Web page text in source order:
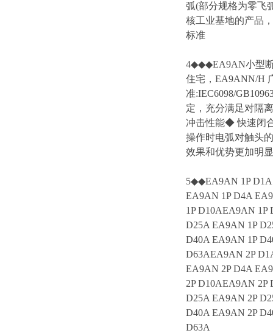
弧(部分规格为零飞
核工业基地的产品
标准
4◆◆◆EA9AN小型
住宅，EA9ANN/H
准:IEC6098/
定，充分满足对隔
冲击性能◆ 快速闭
操作时电弧对触头
效果和优势更加明
5◆◆EA9AN 1P D1A
EA9AN 1P D4A
1P D10AEA9AN 1P
D25A EA9AN 1P
D40A EA9AN 1P
D63AEA9AN 2P
EA9AN 2P D4A
2P D10AEA9AN 2P
D25A EA9AN 2P
D40A EA9AN 2P
D63A